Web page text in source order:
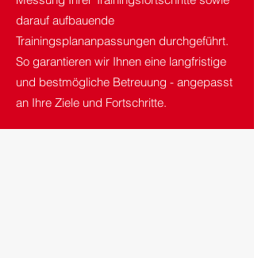
darauf aufbauende
Trainingsplananpassungen durchgeführt.
So garantieren wir Ihnen eine langfristige
und bestmögliche Betreuung - angepasst
an Ihre Ziele und Fortschritte.